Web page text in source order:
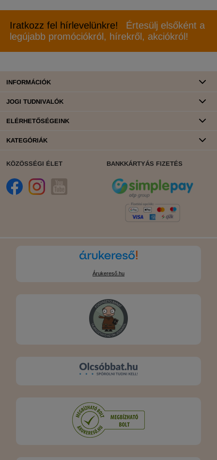
Iratkozz fel hírlevelünkre!
Értesülj elsőként a
legújabb promóciókról, hírekről, akciókról!
INFORMÁCIÓK
JOGI TUDNIVALÓK
ELÉRHETŐSÉGEINK
KATEGÓRIÁK
KÖZÖSSÉGI ÉLET BANKKÁRTYÁS FIZETÉS
Árukereső.hu